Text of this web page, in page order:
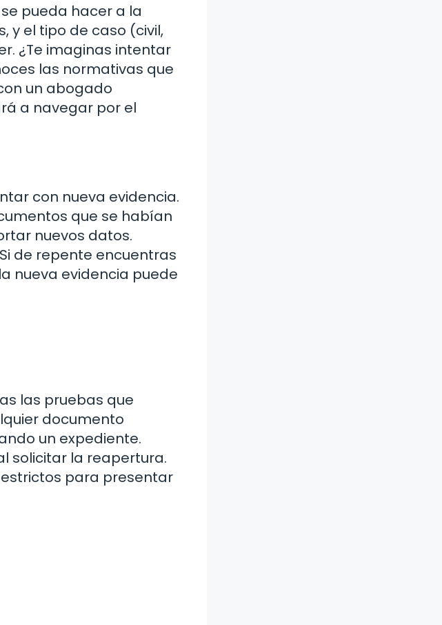
pueda hacer a la
y el tipo de caso (civil,
¿Te imaginas intentar
las normativas que
un abogado
a navegar por el
con nueva evidencia.
que se habían
nuevos datos.
de repente encuentras
nueva evidencia puede
las pruebas que
documento
un expediente.
solicitar la reapertura.
para presentar